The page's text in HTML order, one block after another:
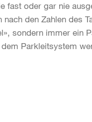
fast oder gar nie
den Zahlen des
sondern immer ein
Parkleitsystem